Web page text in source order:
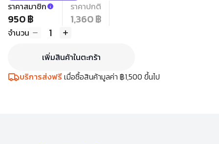
ราคาสมาชิก
950 ฿
ราคาปกติ
1,360 ฿
จำนวน 1
เพิ่มสินค้าในตะกร้า
บริการส่งฟรีเมื่อซื้อสินค้ามูลค่า ฿1,500 ขึ้นไป